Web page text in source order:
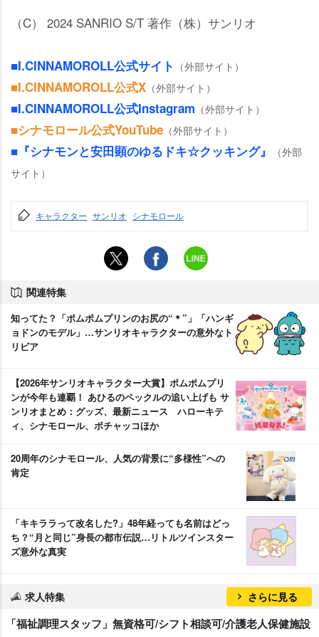
（C） 2024 SANRIO S/T 著作（株）サンリオ
■I.CINNAMOROLL公式サイト （外部サイト）
■I.CINNAMOROLL公式X （外部サイト）
■I.CINNAMOROLL公式Instagram （外部サイト）
■シナモロール公式YouTube （外部サイト）
■『シナモンと安田顕のゆるドキ☆クッキング』
（外部
サイト）
キャラクター サンリオ シナモロール
関連特集
知ってた？「ポムポムプリンのお尻の“＊”」「ハンギ
ョドンのモデル」…サンリオキャラクターの意外なト
リビア
【2026年サンリオキャラクター大賞】ポムポムプリ
ンが今年も連覇！ あひるのペックルの追い上げも サ
ンリオまとめ：グッズ、最新ニュース ハローキテ
ィ、シナモロール、ポチャッコほか
20周年のシナモロール、人気の背景に“多様性”への
肯定
「キキララって改名した?」48年経っても名前はどっ
ち？“月と同じ”身長の都市伝説…リトルツインスター
ズ意外な真実
求人特集 さらに見る
「福祉調理スタッフ」無資格可/シフト相談可/介護老人保健施設